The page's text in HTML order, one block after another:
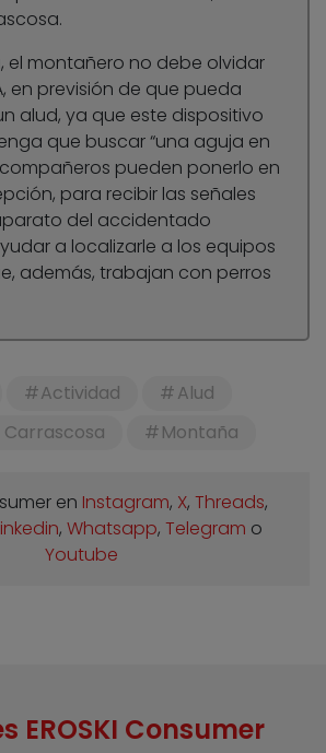
el montañero no debe olvidar
en previsión de que pueda
alud, ya que este dispositivo
que buscar “una aguja en
compañeros pueden ponerlo en
para recibir las señales
del accidentado
a localizarle a los equipos
además, trabajan con perros
Actividad
Alud
Montaña
en Instagram, X, Threads,
, Whatsapp, Telegram o
Youtube
EROSKI Consumer